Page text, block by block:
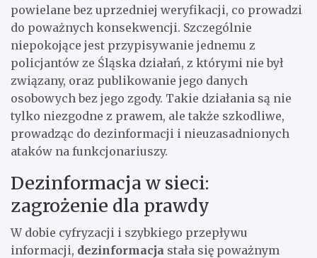
powielane bez uprzedniej weryfikacji, co prowadzi
do poważnych konsekwencji. Szczególnie
niepokojące jest przypisywanie jednemu z
policjantów ze Śląska działań, z którymi nie był
związany, oraz publikowanie jego danych
osobowych bez jego zgody. Takie działania są nie
tylko niezgodne z prawem, ale także szkodliwe,
prowadząc do dezinformacji i nieuzasadnionych
ataków na funkcjonariuszy.
Dezinformacja w sieci:
zagrożenie dla prawdy
W dobie cyfryzacji i szybkiego przepływu
informacji, dezinformacja stała się poważnym